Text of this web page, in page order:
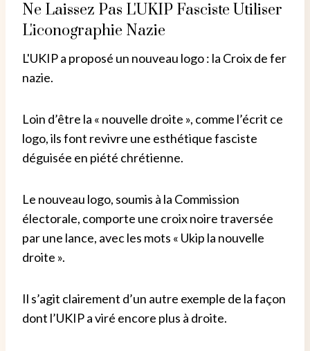
Ne Laissez Pas L'UKIP Fasciste Utiliser
L'iconographie Nazie
L'UKIP a proposé un nouveau logo : la Croix de fer
nazie.
Loin d’être la « nouvelle droite », comme l’écrit ce
logo, ils font revivre une esthétique fasciste
déguisée en piété chrétienne.
Le nouveau logo, soumis à la Commission
électorale, comporte une croix noire traversée
par une lance, avec les mots « Ukip la nouvelle
droite ».
Il s’agit clairement d’un autre exemple de la façon
dont l’UKIP a viré encore plus à droite.